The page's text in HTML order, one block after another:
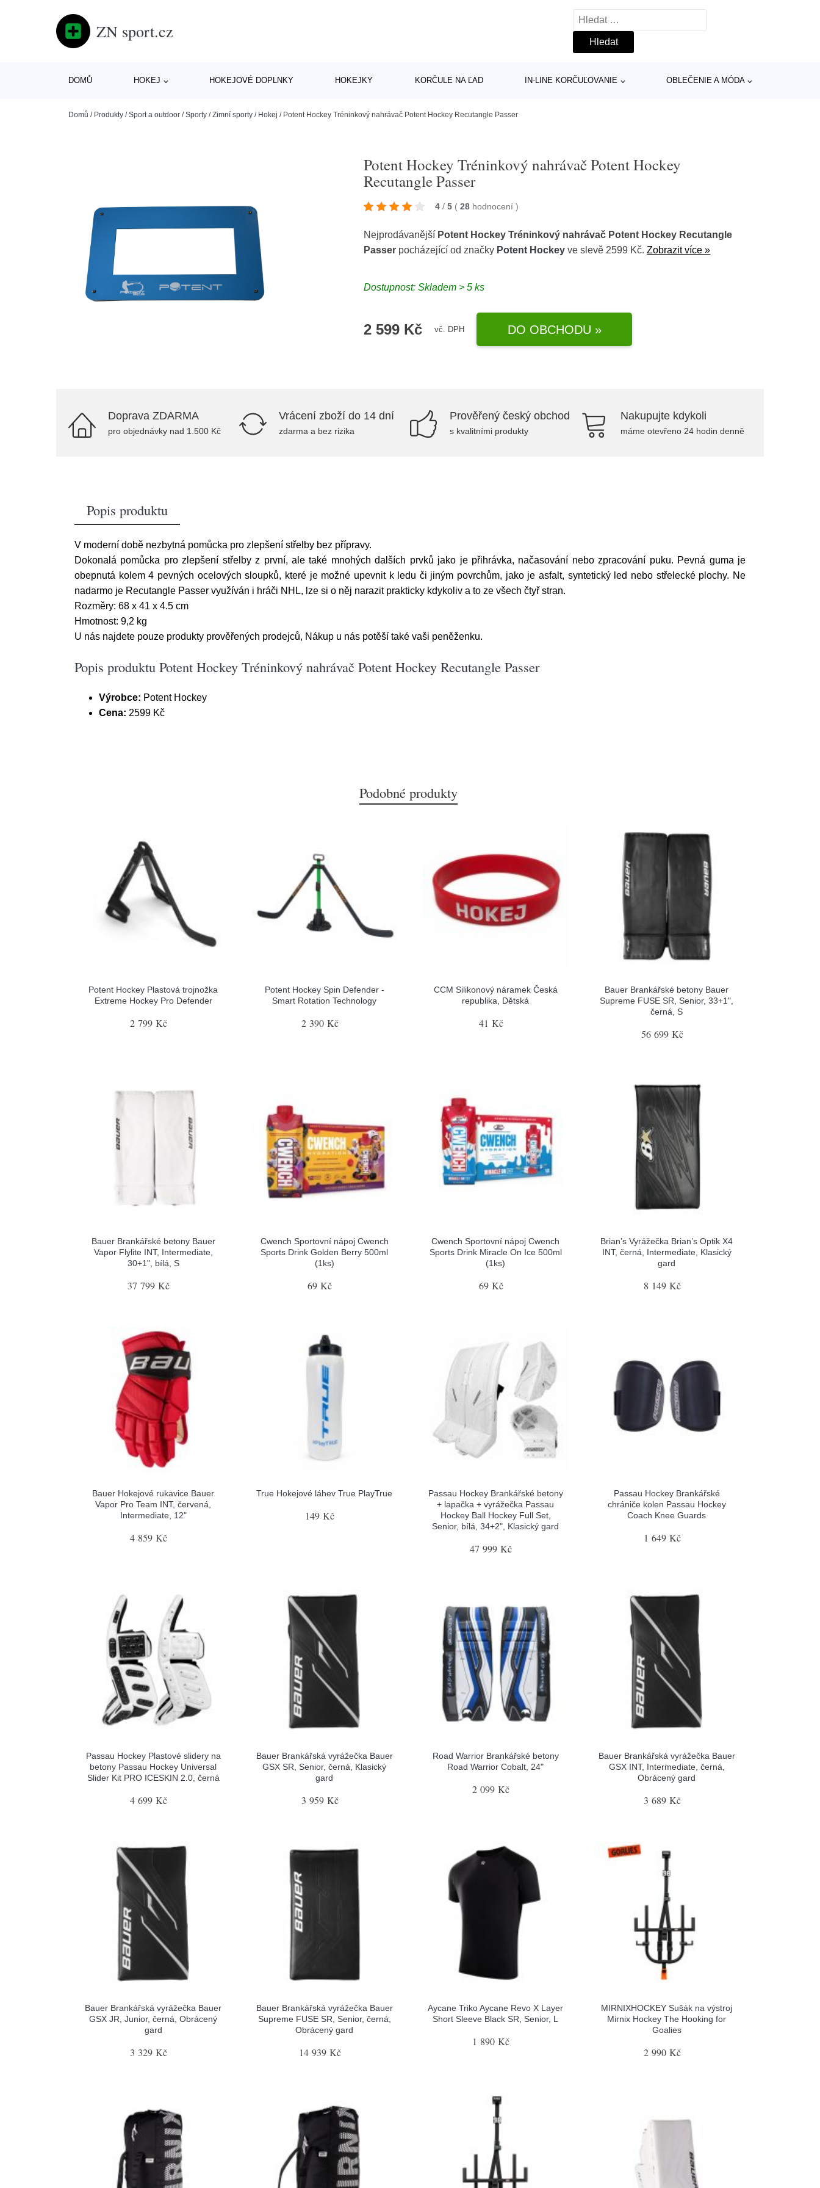
ZN sport.cz
Vyhledávání
DOMŮ HOKEJ HOKEJOVÉ DOPLNKY HOKEJKY KORČULE NA ĽAD IN-LINE KORČUĽOVANIE OBLEČENIE A MÓDA
Domů / Produkty /Sport a outdoor /Sporty /Zimní sporty / Hokej / Potent Hockey Tréninkový nahrávač Potent Hockey Recutangle Passer
Potent Hockey Tréninkový nahrávač Potent Hockey
Recutangle Passer
4 / 5 ( 28 hodnocení)
Nejprodávanější Potent Hockey Tréninkový nahrávač Potent Hockey Recutangle
Passer pocházející od značky Potent Hockey ve slevě 2599 Kč.Zobrazit více »
Dostupnost: Skladem > 5 ks
2 599 Kč vč. DPH DO OBCHODU »
Doprava ZDARMA
pro objednávky nad 1.500 Kč
Vrácení zboží do 14 dní
zdarma a bez rizika
Prověřený český obchod
s kvalitními produkty
Nakupujte kdykoli
máme otevřeno 24 hodin denně
Popis produktu
V moderní době nezbytná pomůcka pro zlepšení střelby bez přípravy.
Dokonalá pomůcka pro zlepšení střelby z první, ale také mnohých dalších prvků jako je přihrávka, načasování nebo zpracování puku. Pevná guma je
obepnutá kolem 4 pevných ocelových sloupků, které je možné upevnit k ledu či jiným povrchům, jako je asfalt, syntetický led nebo střelecké plochy. Ne
nadarmo je Recutangle Passer využíván i hráči NHL, lze si o něj narazit prakticky kdykoliv a to ze všech čtyř stran.
Rozměry: 68 x 41 x 4.5 cm
Hmotnost: 9,2 kg
U nás najdete pouze produkty prověřených prodejců, Nákup u nás potěší také vaši peněženku.
Popis produktu Potent Hockey Tréninkový nahrávač Potent Hockey Recutangle Passer
Výrobce: Potent Hockey
Cena: 2599 Kč
Podobné produkty
Potent Hockey Plastová trojnožka
Extreme Hockey Pro Defender
2 799 Kč
Potent Hockey Spin Defender -
Smart Rotation Technology
2 390 Kč
CCM Silikonový náramek Česká
republika, Dětská
41 Kč
Bauer Brankářské betony Bauer
Supreme FUSE SR, Senior, 33+1",
černá, S
56 699 Kč
Bauer Brankářské betony Bauer
Vapor Flylite INT, Intermediate,
30+1", bílá, S
37 799 Kč
Cwench Sportovní nápoj Cwench
Sports Drink Golden Berry 500ml
(1ks)
69 Kč
Cwench Sportovní nápoj Cwench
Sports Drink Miracle On Ice 500ml
(1ks)
69 Kč
Brian’s Vyrážečka Brian’s Optik X4
INT, černá, Intermediate, Klasický
gard
8 149 Kč
Bauer Hokejové rukavice Bauer
Vapor Pro Team INT, červená,
Intermediate, 12"
4 859 Kč
True Hokejové láhev True PlayTrue
149 Kč
Passau Hockey Brankářské betony
+ lapačka + vyrážečka Passau
Hockey Ball Hockey Full Set,
Senior, bílá, 34+2", Klasický gard
47 999 Kč
Passau Hockey Brankářské
chrániče kolen Passau Hockey
Coach Knee Guards
1 649 Kč
Passau Hockey Plastové slidery na
betony Passau Hockey Universal
Slider Kit PRO ICESKIN 2.0, černá
4 699 Kč
Bauer Brankářská vyrážečka Bauer
GSX SR, Senior, černá, Klasický
gard
3 959 Kč
Road Warrior Brankářské betony
Road Warrior Cobalt, 24"
2 099 Kč
Bauer Brankářská vyrážečka Bauer
GSX INT, Intermediate, černá,
Obrácený gard
3 689 Kč
Bauer Brankářská vyrážečka Bauer
GSX JR, Junior, černá, Obrácený
gard
3 329 Kč
Bauer Brankářská vyrážečka Bauer
Supreme FUSE SR, Senior, černá,
Obrácený gard
14 939 Kč
Aycane Triko Aycane Revo X Layer
Short Sleeve Black SR, Senior, L
1 890 Kč
MIRNIXHOCKEY Sušák na výstroj
Mirnix Hockey The Hooking for
Goalies
2 990 Kč